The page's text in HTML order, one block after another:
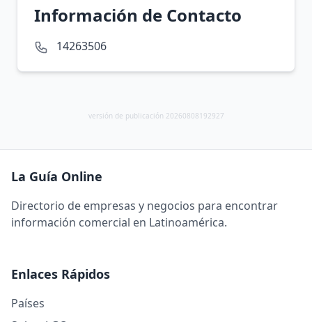
Información de Contacto
14263506
versión de publicación 20260808192927
La Guía Online
Directorio de empresas y negocios para encontrar
información comercial en Latinoamérica.
Enlaces Rápidos
Países